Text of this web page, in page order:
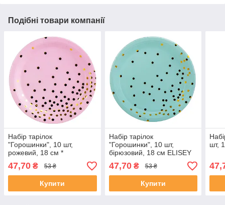
Подібні товари компанії
Набір тарілок
"Горошинки", 10 шт,
рожевий, 18 см *
Рандомний вибір дизайну
ELISEY
47,70 ₴ 53 ₴
Купити
Набір тарілок
"Горошинки", 10 шт,
бірюзовий, 18 см ELISEY
47,70₴ 53 ₴
Купити
шт,